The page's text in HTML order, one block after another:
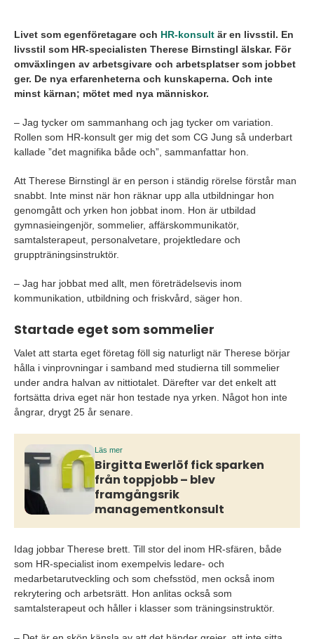
beslutsvägar som bromsar både leverans och
arbetsglädje.
Hennes insikter visar vikten av att förstå uppdragets
natur, våga ställa rätt frågor och välja den HR-roll
Livet som egenföretagare och HR-konsult är en livsstil. En
livsstil som HR-specialisten Therese Birnstingl älskar. För
omväxlingen av arbetsgivare och arbetsplatser som jobbet
ger. De nya erfarenheterna och kunskaperna. Och inte
minst kärnan; mötet med nya människor.
– Jag tycker om sammanhang och jag tycker om variation.
Rollen som HR-konsult ger mig det som CG Jung så underbart
kallade ”det magnifika både och”, sammanfattar hon.
Att Therese Birnstingl är en person i ständig rörelse förstår man
snabbt. Inte minst när hon räknar upp alla utbildningar hon
genomgått och yrken hon jobbat inom. Hon är utbildad
gymnasieingenjör, sommelier, affärskommunikatör,
samtalsterapeut, personalvetare, projektledare och
gruppträningsinstruktör.
– Jag har jobbat med allt, men företrädelsevis inom
kommunikation, utbildning och friskvård, säger hon.
Startade eget som sommelier
Valet att starta eget företag föll sig naturligt när Therese börjar
hålla i vinprovningar i samband med studierna till sommelier
under andra halvan av nittiotalet. Därefter var det enkelt att
fortsätta driva eget när hon testade nya yrken. Något hon inte
ångrar, drygt 25 år senare.
Läs mer
Birgitta Ewerlöf fick sparken
från toppjobb – blev
framgångsrik
managementkonsult
Idag jobbar Therese brett. Till stor del inom HR-sfären, både
som HR-specialist inom exempelvis ledare- och
medarbetarutveckling och som chefsstöd, men också inom
rekrytering och arbetsrätt. Hon anlitas också som
samtalsterapeut och håller i klasser som träningsinstruktör.